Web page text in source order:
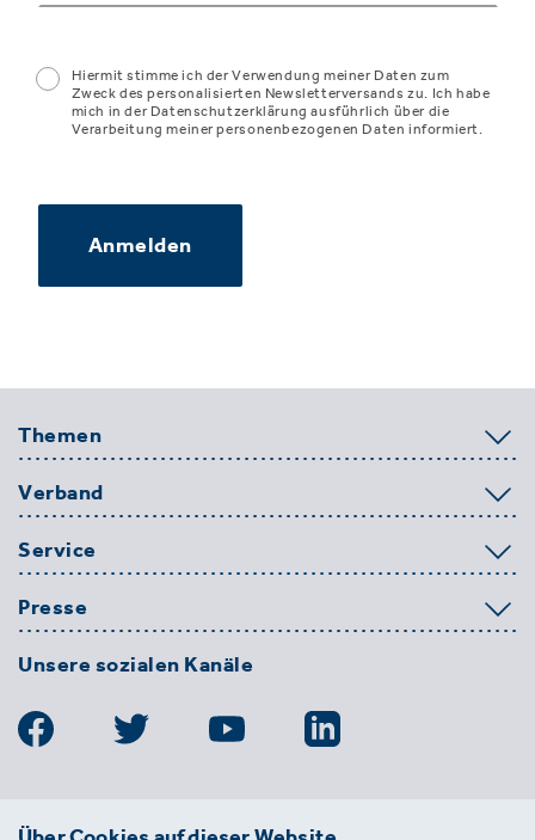
Hiermit stimme ich der Verwendung meiner Daten zum
Zweck des personalisierten Newsletterversands zu. Ich habe
mich in der Datenschutzerklärung ausführlich über die
Verarbeitung meiner personenbezogenen Daten informiert.
Anmelden
Themen
Verband
Service
Presse
Unsere sozialen Kanäle
BDE